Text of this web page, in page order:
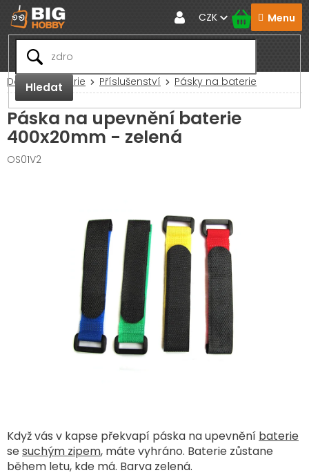
Přejít
na
obsah
Hledat
CZK
Domů Baterie Příslušenství Pásky na baterie
Páska na upevnění baterie
400x20mm - zelená
OS01V2
Když vás v kapse překvapí páska na upevnění baterie
sesuchým zipem, máte vyhráno. Baterie zůstane
během letu, kde má. Barva zelená.